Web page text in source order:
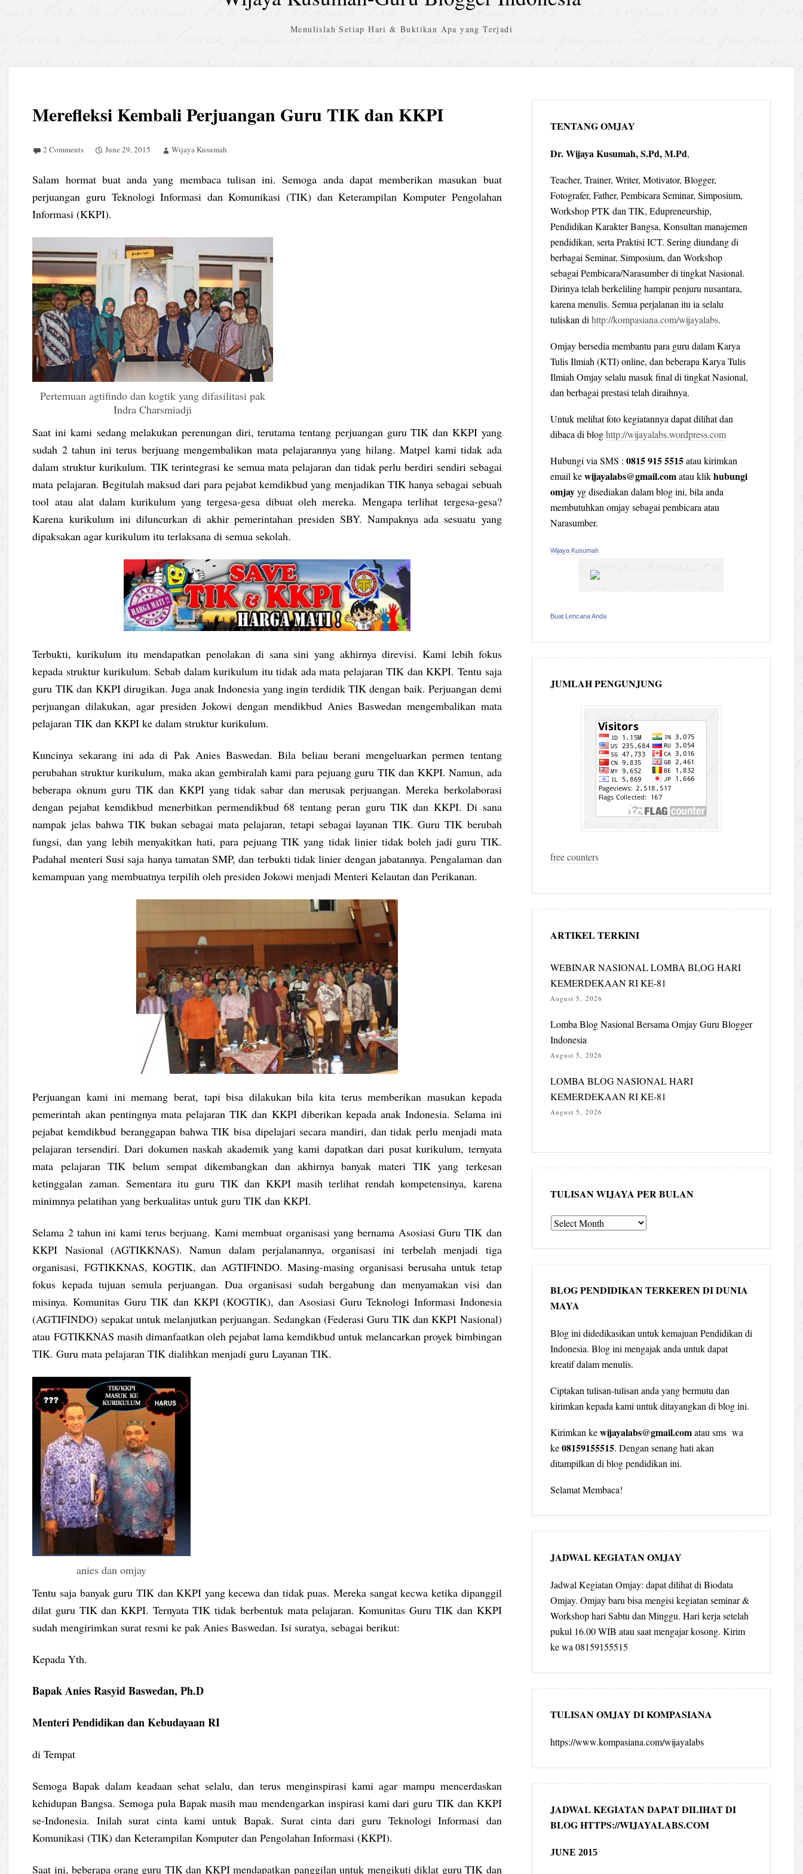
Menulislah Setiap Hari & Buktikan Apa yang Terjadi
Merefleksi Kembali Perjuangan Guru TIK dan KKPI
2 Comments June 29, 2015 Wijaya Kusumah
Salam hormat buat anda yang membaca tulisan ini. Semoga anda dapat memberikan masukan buat
perjuangan guru Teknologi Informasi dan Komunikasi (TIK) dan Keterampilan Komputer Pengolahan
Informasi (KKPI).
Pertemuan agtifindo dan kogtik yang difasilitasi pak
Indra Charsmiadji
Saat ini kami sedang melakukan perenungan diri, terutama tentang perjuangan guru TIK dan KKPI yang
sudah 2 tahun ini terus berjuang mengembalikan mata pelajarannya yang hilang. Matpel kami tidak ada
dalam struktur kurikulum. TIK terintegrasi ke semua mata pelajaran dan tidak perlu berdiri sendiri sebagai
mata pelajaran. Begitulah maksud dari para pejabat kemdikbud yang menjadikan TIK hanya sebagai sebuah
tool atau alat dalam kurikulum yang tergesa-gesa dibuat oleh mereka. Mengapa terlihat tergesa-gesa?
Karena kurikulum ini diluncurkan di akhir pemerintahan presiden SBY. Nampaknya ada sesuatu yang
dipaksakan agar kurikulum itu terlaksana di semua sekolah.
Terbukti, kurikulum itu mendapatkan penolakan di sana sini yang akhirnya direvisi. Kami lebih fokus
kepada struktur kurikulum. Sebab dalam kurikulum itu tidak ada mata pelajaran TIK dan KKPI. Tentu saja
guru TIK dan KKPI dirugikan. Juga anak Indonesia yang ingin terdidik TIK dengan baik. Perjuangan demi
perjuangan dilakukan, agar presiden Jokowi dengan mendikbud Anies Baswedan mengembalikan mata
pelajaran TIK dan KKPI ke dalam struktur kurikulum.
Kuncinya sekarang ini ada di Pak Anies Baswedan. Bila beliau berani mengeluarkan permen tentang
perubahan struktur kurikulum, maka akan gembiralah kami para pejuang guru TIK dan KKPI. Namun, ada
beberapa oknum guru TIK dan KKPI yang tidak sabar dan merusak perjuangan. Mereka berkolaborasi
dengan pejabat kemdikbud menerbitkan permendikbud 68 tentang peran guru TIK dan KKPI. Di sana
nampak jelas bahwa TIK bukan sebagai mata pelajaran, tetapi sebagai layanan TIK. Guru TIK berubah
fungsi, dan yang lebih menyakitkan hati, para pejuang TIK yang tidak linier tidak boleh jadi guru TIK.
Padahal menteri Susi saja hanya tamatan SMP, dan terbukti tidak linier dengan jabatannya. Pengalaman dan
kemampuan yang membuatnya terpilih oleh presiden Jokowi menjadi Menteri Kelautan dan Perikanan.
Perjuangan kami ini memang berat, tapi bisa dilakukan bila kita terus memberikan masukan kepada
pemerintah akan pentingnya mata pelajaran TIK dan KKPI diberikan kepada anak Indonesia. Selama ini
pejabat kemdikbud beranggapan bahwa TIK bisa dipelajari secara mandiri, dan tidak perlu menjadi mata
pelajaran tersendiri. Dari dokumen naskah akademik yang kami dapatkan dari pusat kurikulum, ternyata
mata pelajaran TIK belum sempat dikembangkan dan akhirnya banyak materi TIK yang terkesan
ketinggalan zaman. Sementara itu guru TIK dan KKPI masih terlihat rendah kompetensinya, karena
minimnya pelatihan yang berkualitas untuk guru TIK dan KKPI.
Selama 2 tahun ini kami terus berjuang. Kami membuat organisasi yang bernama Asosiasi Guru TIK dan
KKPI Nasional (AGTIKKNAS). Namun dalam perjalanannya, organisasi ini terbelah menjadi tiga
organisasi, FGTIKKNAS, KOGTIK, dan AGTIFINDO. Masing-masing organisasi berusaha untuk tetap
fokus kepada tujuan semula perjuangan. Dua organisasi sudah bergabung dan menyamakan visi dan
misinya. Komunitas Guru TIK dan KKPI (KOGTIK), dan Asosiasi Guru Teknologi Informasi Indonesia
(AGTIFINDO) sepakat untuk melanjutkan perjuangan. Sedangkan (Federasi Guru TIK dan KKPI Nasional)
atau FGTIKKNAS masih dimanfaatkan oleh pejabat lama kemdikbud untuk melancarkan proyek bimbingan
TIK. Guru mata pelajaran TIK dialihkan menjadi guru Layanan TIK.
anies dan omjay
Tentu saja banyak guru TIK dan KKPI yang kecewa dan tidak puas. Mereka sangat kecwa ketika dipanggil
dilat guru TIK dan KKPI. Ternyata TIK tidak berbentuk mata pelajaran. Komunitas Guru TIK dan KKPI
sudah mengirimkan surat resmi ke pak Anies Baswedan. Isi suratya, sebagai berikut:
Kepada Yth.
Bapak Anies Rasyid Baswedan, Ph.D
Menteri Pendidikan dan Kebudayaan RI
di Tempat
Semoga Bapak dalam keadaan sehat selalu, dan terus menginspirasi kami agar mampu mencerdaskan
kehidupan Bangsa. Semoga pula Bapak masih mau mendengarkan inspirasi kami dari guru TIK dan KKPI
se-Indonesia. Inilah surat cinta kami untuk Bapak. Surat cinta dari guru Teknologi Informasi dan
Komunikasi (TIK) dan Keterampilan Komputer dan Pengolahan Informasi (KKPI).
Saat ini, beberapa orang guru TIK dan KKPI mendapatkan panggilan untuk mengikuti diklat guru TIK dan
TENTANG OMJAY
Dr. Wijaya Kusumah, S.Pd, M.Pd,
Teacher, Trainer, Writer, Motivator, Blogger,
Fotografer, Father, Pembicara Seminar, Simposium,
Workshop PTK dan TIK, Edupreneurship,
Pendidikan Karakter Bangsa, Konsultan manajemen
pendidikan, serta Praktisi ICT. Sering diundang di
berbagai Seminar, Simposium, dan Workshop
sebagai Pembicara/Narasumber di tingkat Nasional.
Dirinya telah berkeliling hampir penjuru nusantara,
karena menulis. Semua perjalanan itu ia selalu
tuliskan di http://kompasiana.com/wijayalabs.
Omjay bersedia membantu para guru dalam Karya
Tulis Ilmiah (KTI) online, dan beberapa Karya Tulis
Ilmiah Omjay selalu masuk final di tingkat Nasional,
dan berbagai prestasi telah diraihnya.
Untuk melihat foto kegiatannya dapat dilihat dan
dibaca di bloghttp://wijayalabs.wordpress.com
Hubungi via SMS : 0815 915 5515atau kirimkan
email kewijayalabs@gmail.comatau klikhubungi
omjayyg disediakan dalam blog ini, bila anda
membutuhkan omjay sebagai pembicara atau
Narasumber.
Wijaya Kusumah
Buat Lencana Anda
JUMLAH PENGUNJUNG
free counters
ARTIKEL TERKINI
WEBINAR NASIONAL LOMBA BLOG HARI
KEMERDEKAAN RI KE-81
August 5, 2026
Lomba Blog Nasional Bersama Omjay Guru Blogger
Indonesia
August 5, 2026
LOMBA BLOG NASIONAL HARI
KEMERDEKAAN RI KE-81
August 5, 2026
TULISAN WIJAYA PER BULAN
Tulisan
per
bulan
BLOG PENDIDIKAN TERKEREN DI DUNIA
MAYA
Blog ini didedikasikan untuk kemajuan Pendidikan di
Indonesia. Blog ini mengajak anda untuk dapat
kreatif dalam menulis.
Ciptakan tulisan-tulisan anda yang bermutu dan
kirimkan kepada kami untuk ditayangkan di blog ini.
Kirimkan kewijayalabs@gmail.comatau sms wa
ke08159155515. Dengan senang hati akan
ditampilkan di blog pendidikan ini.
Selamat Membaca!
JADWAL KEGIATAN OMJAY
Jadwal Kegiatan Omjay: dapat dilihat di Biodata
Omjay. Omjay baru bisa mengisi kegiatan seminar &
Workshop hari Sabtu dan Minggu. Hari kerja setelah
pukul 16.00 WIB atau saat mengajar kosong. Kirim
ke wa 08159155515
TULISAN OMJAY DI KOMPASIANA
https://www.kompasiana.com/wijayalabs
JADWAL KEGIATAN DAPAT DILIHAT DI
BLOG HTTPS://WIJAYALABS.COM
JUNE 2015